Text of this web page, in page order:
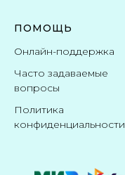
ПОМОЩЬ
Онлайн-поддержка
Часто задаваемые
вопросы
Политика
конфиденциальности